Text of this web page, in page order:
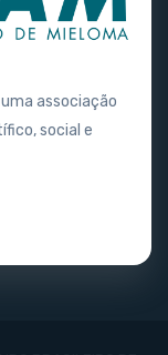
uma associação
social e